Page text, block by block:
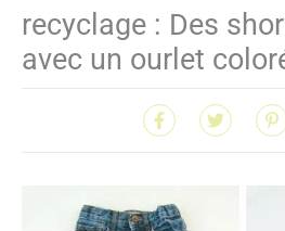
recyclage : Des
avec un ourlet